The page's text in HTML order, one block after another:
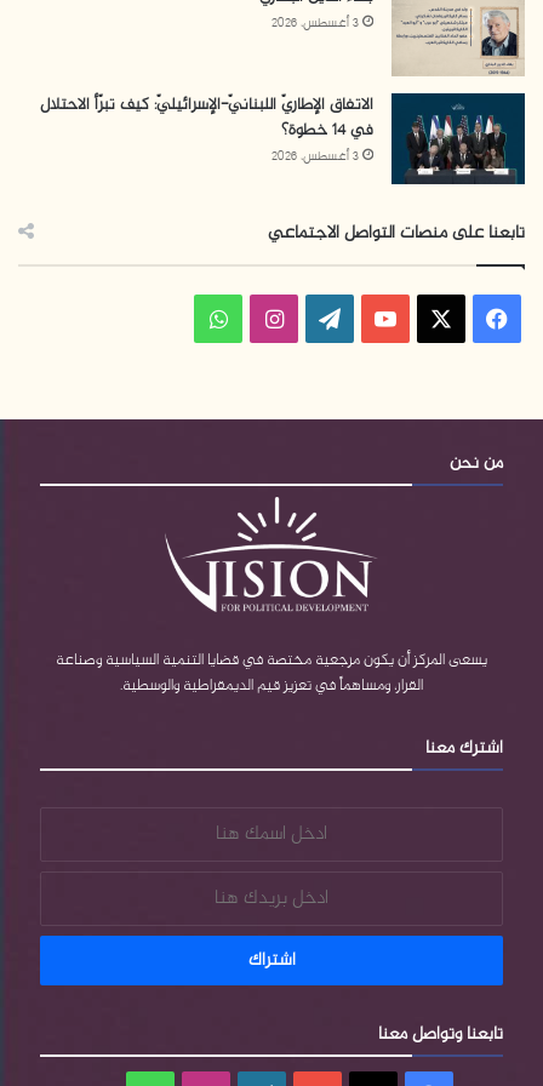
3 أغسطس، 2026
الاتفاق الإطاريّ اللبنانيّ-الإسرائيليّ: كيف تبرّأ الاحتلال
في 14 خطوة؟
3 أغسطس، 2026
تابعنا على منصات التواصل الاجتماعي
فيسبوك ‫YouTube
‫WordPress
انستقرامواتساب
من نحن
يسعى المركز أن يكون مرجعية مختصة في قضايا التنمية السياسية وصناعة
القرار، ومساهماً في تعزيز قيم الديمقراطية والوسطية.
اشترك معنا
تابعنا وتواصل معنا